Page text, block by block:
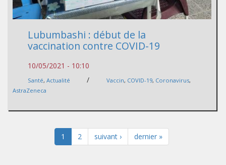
Lubumbashi : début de la
vaccination contre COVID-19
10/05/2021 - 10:10
Santé, Actualité / Vaccin, COVID-19, Coronavirus,
AstraZeneca
1 2 suivant › dernier »